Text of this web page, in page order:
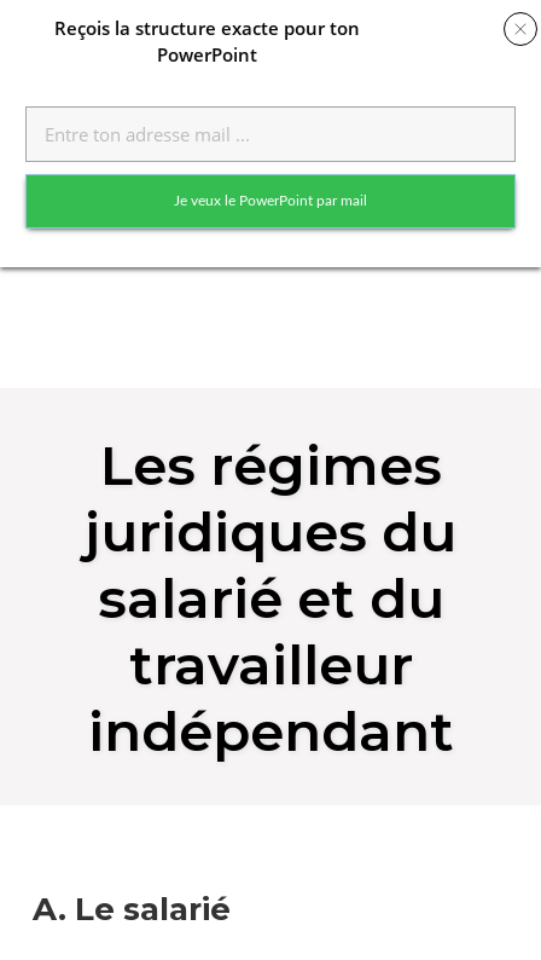
Les régimes
juridiques du
salarié et du
travailleur
indépendant
A. Le salarié
Reçois la structure exacte pour ton
PowerPoint
Je veux le PowerPoint par mail